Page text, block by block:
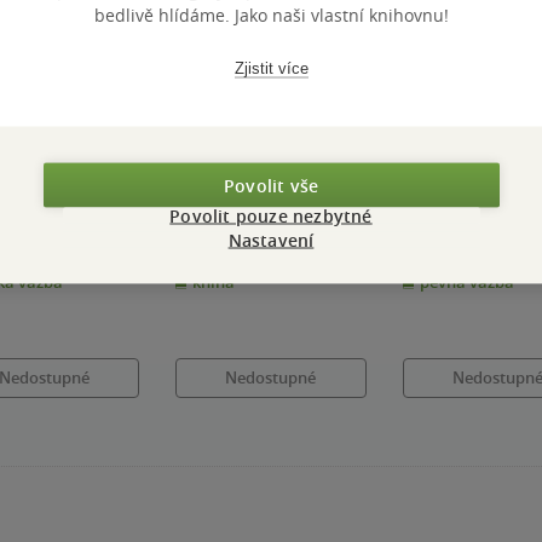
vazba
Nedostupné
Občané
Simon Schama
5
hvězdiček
kniha
Nedostupné
5
hvězdiček
pevná vazba
Nedostupné
bedlivě hlídáme. Jako naši vlastní knihovnu!
Zjistit více
Povolit vše
Povolit pouze nezbytné
Nastavení